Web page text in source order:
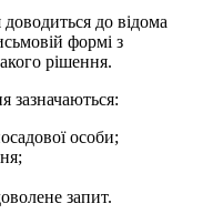
до відома
формі з
рішення.
зазначаються:
особи;
запит.